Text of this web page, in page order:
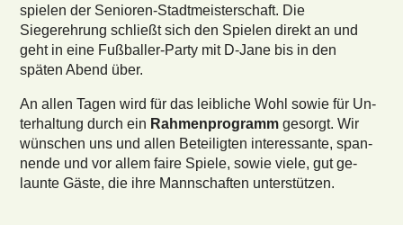
spie­len der Senioren-Stadtmeisterschaft. Die
Siegerehrung schließt sich den Spielen direkt an und
geht in eine Fußballer-Party mit D-Jane bis in den
späten Abend über.
An allen Tagen wird für das leib­li­che Wohl sowie für Un­
ter­hal­tung durch ein Rah­men­pro­gramm ge­sorgt. Wir
wün­schen uns und allen Be­tei­lig­ten in­ter­es­san­te, span­
nen­de und vor allem faire Spie­le, sowie viele, gut ge­
laun­te Gäste, die ihre Mann­schaf­ten un­ter­stüt­zen.